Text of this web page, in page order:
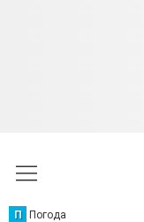
П Погода